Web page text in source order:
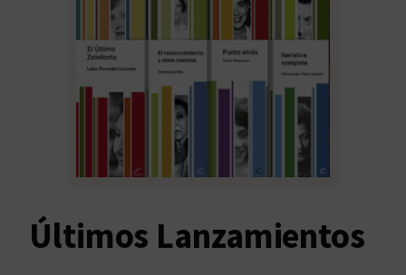
Últimos Lanzamientos